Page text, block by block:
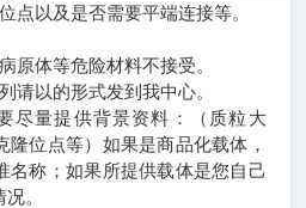
点以及是否需要平端连接等。
原体等危险材料不接受。
请以的形式发到我中心。
尽量提供背景资料：（质粒大
隆位点等）如果是商品化载体，
名称；如果所提供载体是您自己
。